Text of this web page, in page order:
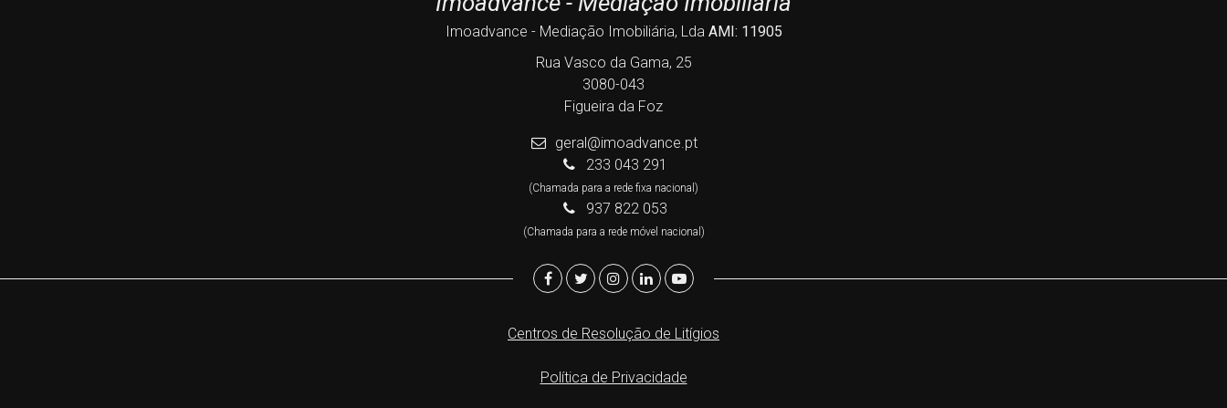
Imoadvance - Mediação Imobiliária, Lda AMI: 11905
Rua Vasco da Gama, 25
3080-043
Figueira da Foz
geral@imoadvance.pt
233 043 291
(Chamada para a rede fixa nacional)
937 822 053
(Chamada para a rede móvel nacional)
Centros de Resolução de Litígios
Política de Privacidade